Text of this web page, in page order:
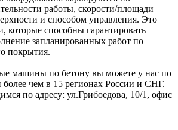
работы, скорости/площади
и способом управления. Это
которые способны гарантировать
запланированных работ по
покрытия.
машины по бетону вы можете у нас по
чем в 15 регионах России и СНГ.
по адресу: ул.Грибоедова, 10/1, офис